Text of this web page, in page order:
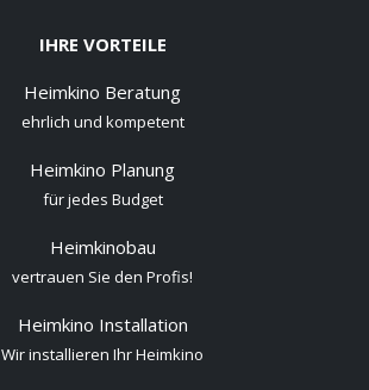
IHRE VORTEILE
Heimkino Beratung
ehrlich und kompetent
Heimkino Planung
für jedes Budget
Heimkinobau
vertrauen Sie den Profis!
Heimkino Installation
Wir installieren Ihr Heimkino